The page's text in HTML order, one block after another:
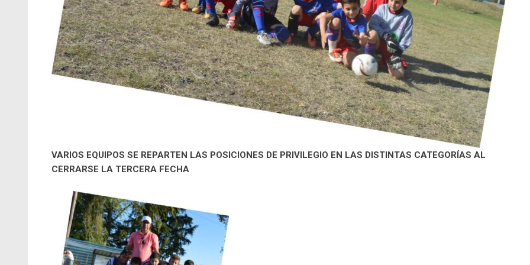
VARIOS EQUIPOS SE REPARTEN LAS POSICIONES DE PRIVILEGIO EN LAS DISTINTAS CATEGORÍAS AL
CERRARSE LA TERCERA FECHA